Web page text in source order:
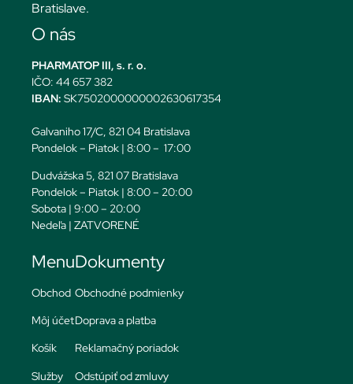
Bratislave.
O nás
PHARMATOP III, s. r. o.
IČO: 44 657 382
IBAN: SK7502000000002630617354
Galvaniho 17/C, 821 04 Bratislava
Pondelok – Piatok | 8:00 – 17:00
Dudvážska 5, 821 07 Bratislava
Pondelok – Piatok | 8:00 – 20:00
Sobota | 9:00 – 20:00
Nedeľa | ZATVORENÉ
Menu
Obchod
Môj účet
Košík
Služby
Dokumenty
Obchodné podmienky
Doprava a platba
Reklamačný poriadok
Odstúpiť od zmluvy